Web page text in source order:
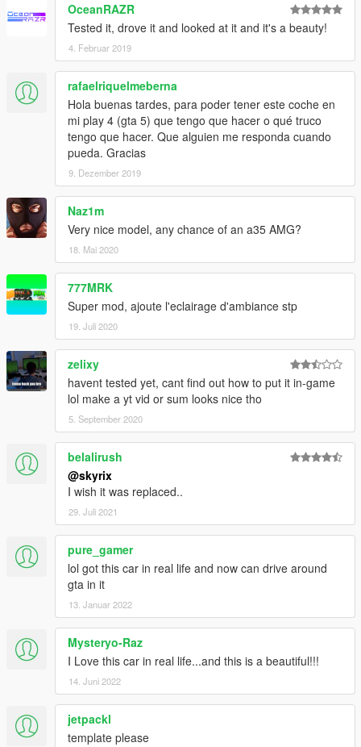
OceanRAZR
Tested it, drove it and looked at it and it's a beauty!
4. Februar 2019
rafaelriquelmeberna
Hola buenas tardes, para poder tener este coche en
mi play 4 (gta 5) que tengo que hacer o qué truco
tengo que hacer. Que alguien me responda cuando
pueda. Gracias
9. Dezember 2019
Naz1m
Very nice model, any chance of an a35 AMG?
18. Mai 2020
777MRK
Super mod, ajoute l'eclairage d'ambiance stp
19. Juli 2020
zelixy
havent tested yet, cant find out how to put it in-game
lol make a yt vid or sum looks nice tho
5. September 2020
belalirush
@skyrix
I wish it was replaced..
29. Juli 2021
pure_gamer
lol got this car in real life and now can drive around
gta in it
13. Januar 2022
Mysteryo-Raz
I Love this car in real life...and this is a beautiful!!!
14. Juni 2022
jetpackl
template please